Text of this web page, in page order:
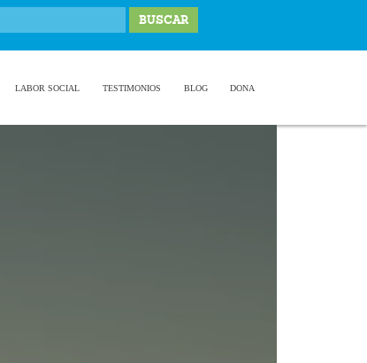
LABOR SOCIAL TESTIMONIOS BLOG DONA